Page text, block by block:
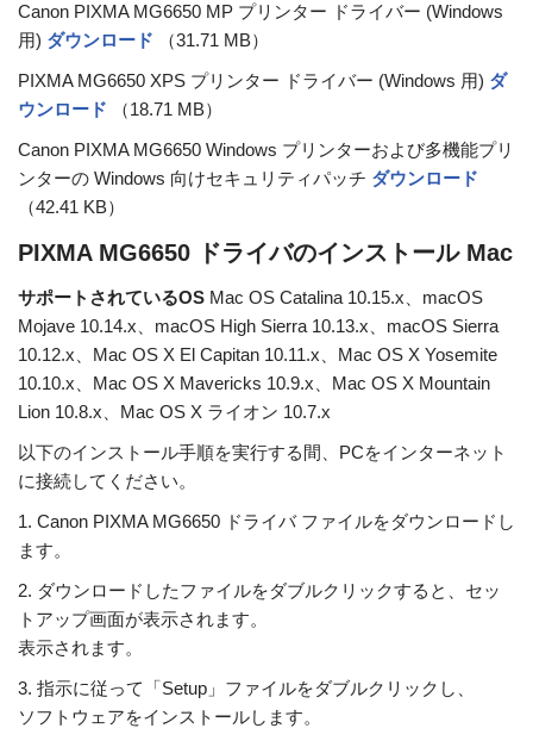
Canon PIXMA MG6650 MP プリンター ドライバー (Windows
用) ダウンロード
（31.71 MB）
PIXMA MG6650 XPS プリンター ドライバー (Windows 用) ダ
ウンロード
（18.71 MB）
Canon PIXMA MG6650 Windows プリンターおよび多機能プリ
ンターの Windows 向けセキュリティパッチ ダウンロード
（42.41 KB）
PIXMA MG6650 ドライバのインストール Mac
サポートされているOS Mac OS Catalina 10.15.x、macOS
Mojave 10.14.x、macOS High Sierra 10.13.x、macOS Sierra
10.12.x、Mac OS X El Capitan 10.11.x、Mac OS X Yosemite
10.10.x、Mac OS X Mavericks 10.9.x、Mac OS X Mountain
Lion 10.8.x、Mac OS X ライオン 10.7.x
以下のインストール手順を実行する間、PCをインターネット
に接続してください。
1. Canon PIXMA MG6650 ドライバ ファイルをダウンロードし
ます。
2. ダウンロードしたファイルをダブルクリックすると、セッ
トアップ画面が表示されます。
表示されます。
3. 指示に従って「Setup」ファイルをダブルクリックし、
ソフトウェアをインストールします。